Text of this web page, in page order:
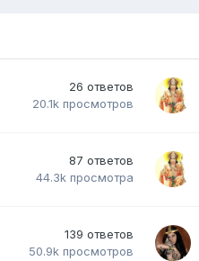
26 ответов
20.1k просмотров
87 ответов
44.3k просмотра
139 ответов
50.9k просмотров